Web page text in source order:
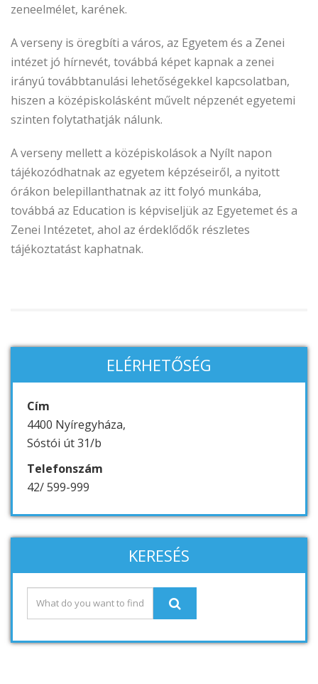
zeneelmélet, karének.
A verseny is öregbíti a város, az Egyetem és a Zenei
intézet jó hírnevét, továbbá képet kapnak a zenei
irányú továbbtanulási lehetőségekkel kapcsolatban,
hiszen a középiskolásként művelt népzenét egyetemi
szinten folytathatják nálunk.
A verseny mellett a középiskolások a Nyílt napon
tájékozódhatnak az egyetem képzéseiről, a nyitott
órákon belepillanthatnak az itt folyó munkába,
továbbá az Education is képviseljük az Egyetemet és a
Zenei Intézetet, ahol az érdeklődők részletes
tájékoztatást kaphatnak.
ELÉRHETŐSÉG
Cím
4400 Nyíregyháza,
Sóstói út 31/b
Telefonszám
42/ 599-999
KERESÉS